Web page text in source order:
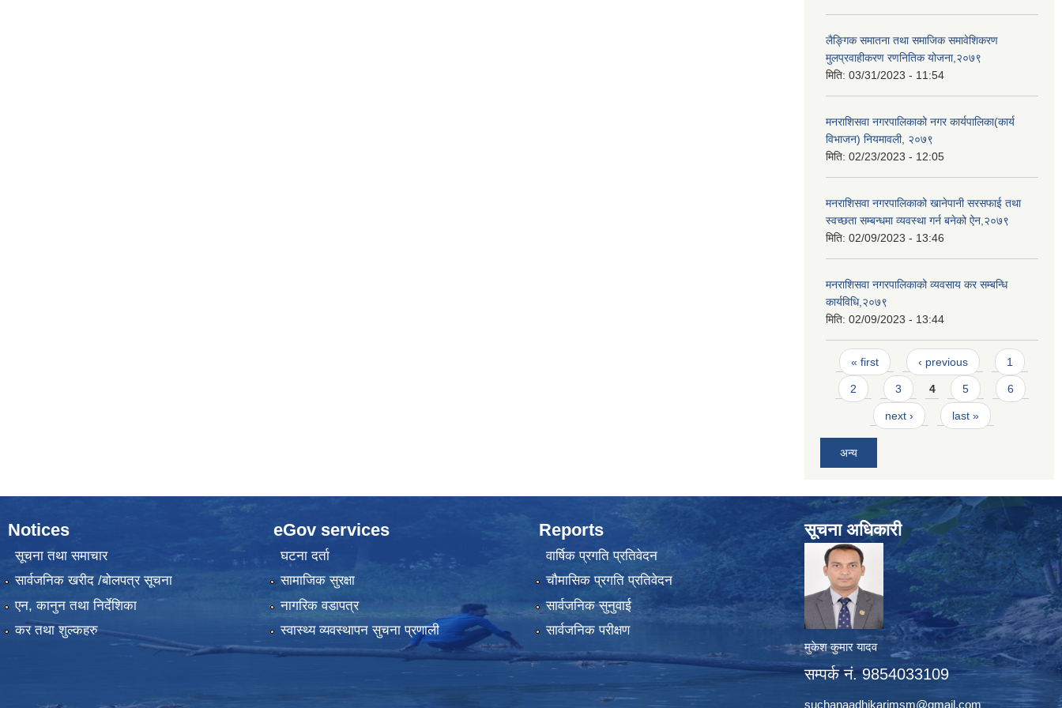
लैङ्गिक समातना तथा समाजिक समावेशिकरण
मुलप्रवाहीकरण रणनितिक योजना,२०७९
मिति: 03/31/2023 - 11:54
मनराशिसवा नगरपालिकाको नगर कार्यपालिका(कार्य
विभाजन) नियमावली, २०७९
मिति: 02/23/2023 - 12:05
मनराशिसवा नगरपालिकाको खानेपानी सरसफाई तथा
स्वच्छता सम्बन्धमा व्यवस्था गर्न बनेको ऐन,२०७९
मिति: 02/09/2023 - 13:46
मनराशिसवा नगरपालिकाको व्यवसाय कर सम्बन्धि
कार्यविधि,२०७९
मिति: 02/09/2023 - 13:44
Pages
« first ‹ previous 1
2 3 4 5 6
next › last »
अन्य
Notices
सूचना तथा समाचार
सार्वजनिक खरीद /बोलपत्र सूचना
एन, कानुन तथा निर्देशिका
कर तथा शुल्कहरु
eGov services
घटना दर्ता
सामाजिक सुरक्षा
नागरिक वडापत्र
स्वास्थ्य व्यवस्थापन सुचना प्रणाली
Reports
वार्षिक प्रगति प्रतिवेदन
चौमासिक प्रगति प्रतिवेदन
सार्वजनिक सुनुवाई
सार्वजनिक परीक्षण
सूचना अधिकारी
मुकेश कुमार यादव
सम्पर्क नं. 9854033109
suchanaadhikarimsm@gmail.com